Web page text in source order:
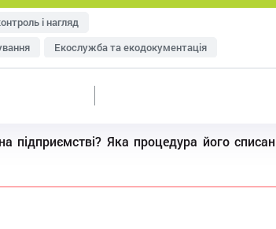
і нагляд
Екослужба та екодокументація
Ресурсозбереження
підприємстві? Яка процедура його